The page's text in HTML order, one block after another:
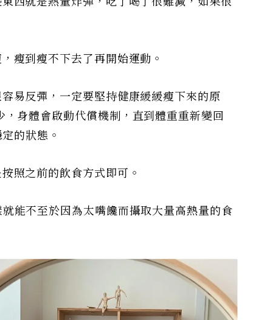
瘦到瘦不下去了再開始運動。
易反彈，一定要堅持健康緩緩瘦下來的原
身體會啟動代償機制，直到體重重新變回
的狀態。
照之前的飲食方式即可。
能不至於因為太嘴饞而攝取大量高熱量的食